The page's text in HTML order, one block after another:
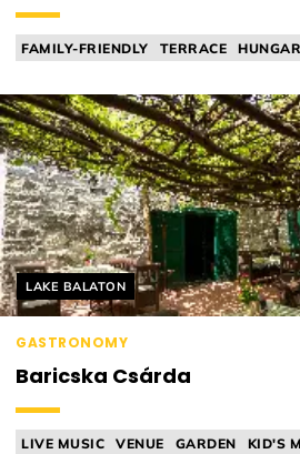
FAMILY-FRIENDLY TERRACE
Helyszín címkék:
LAKE BALATON
GASTRONOMY
Baricska Csárda
LIVE MUSIC VENUE GARDEN KID'S